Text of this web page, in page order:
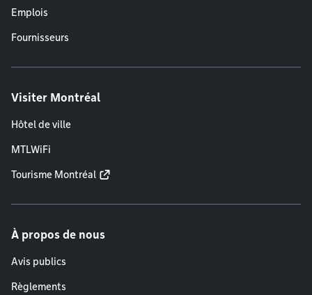
Emplois
Fournisseurs
Visiter Montréal
Hôtel de ville
MTLWiFi
Tourisme Montréal
À propos de nous
Avis publics
Règlements